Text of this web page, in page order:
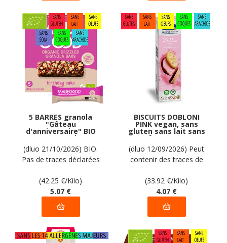
5 BARRES granola
"Gâteau
d'anniversaire" BIO
vegan sans les 9
allergènes majeurs
MadeGood : (5x24g) =
120 grammes
(dluo 21/10/2026) BIO.
Pas de traces déclarées
(42.25 €/Kilo)
5.07 €
BISCUITS DOBLONI
PINK vegan, sans
gluten sans lait sans
oeufs sans coque
sans arachide PIACERI
MEDITERRANEI : 120g
(dluo 12/09/2026) Peut
contenir des traces de
déclarées par le
fabricant
(33.92 €/Kilo)
4.07 €